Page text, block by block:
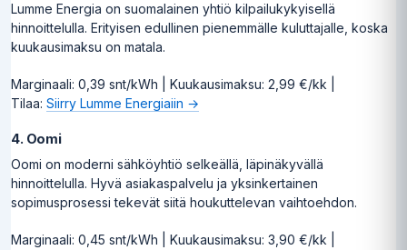
Lumme Energia on suomalainen yhtiö kilpailukykyisellä
hinnoittelulla. Erityisen edullinen pienemmälle kuluttajalle, koska
kuukausimaksu on matala.
Marginaali: 0,39 snt/kWh | Kuukausimaksu: 2,99 €/kk |
Tilaa: Siirry Lumme Energiaiin →
4. Oomi
Oomi on moderni sähköyhtiö selkeällä, läpinäkyvällä
hinnoittelulla. Hyvä asiakaspalvelu ja yksinkertainen
sopimusprosessi tekevät siitä houkuttelevan vaihtoehdon.
Marginaali: 0,45 snt/kWh | Kuukausimaksu: 3,90 €/kk |